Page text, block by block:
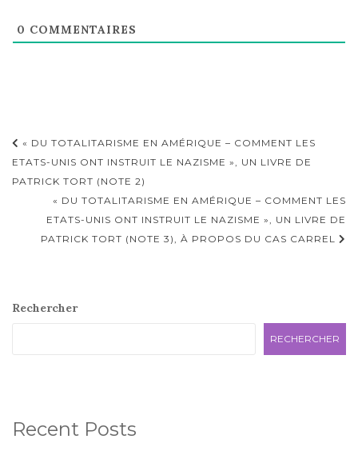
0 COMMENTAIRES
Navigation
d'article
« DU TOTALITARISME EN AMÉRIQUE – COMMENT LES
ETATS-UNIS ONT INSTRUIT LE NAZISME », UN LIVRE DE
PATRICK TORT (NOTE 2)
« DU TOTALITARISME EN AMÉRIQUE – COMMENT LES
ETATS-UNIS ONT INSTRUIT LE NAZISME », UN LIVRE DE
PATRICK TORT (NOTE 3), À PROPOS DU CAS CARREL
Rechercher
RECHERCHER
Recent Posts